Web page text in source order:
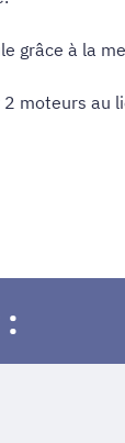
grâce à la
moteurs au